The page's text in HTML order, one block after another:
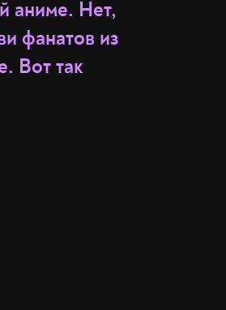
аниме. Нет,
фанатов из
Вот так